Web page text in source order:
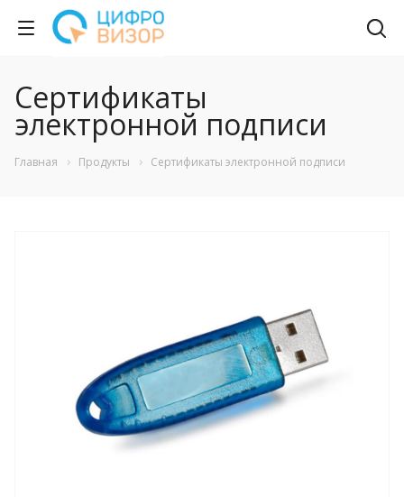
Сертификаты
электронной подписи
Главная Продукты Сертификаты электронной подписи